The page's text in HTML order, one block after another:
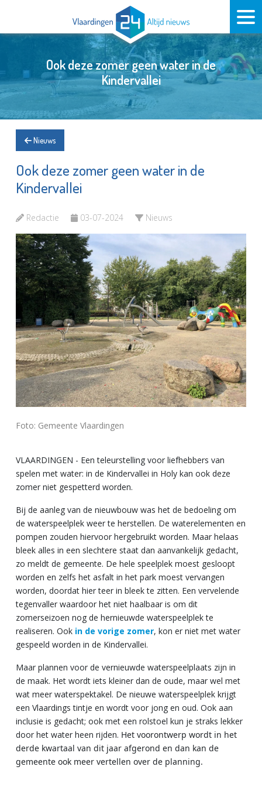
Ook deze zomer geen water in de
Kindervallei
Nieuws
Ook deze zomer geen water in de
Kindervallei
Redactie 03-07-2024 Nieuws
Foto: Gemeente Vlaardingen
VLAARDINGEN - Een teleurstelling voor liefhebbers van
spelen met water: in de Kindervallei in Holy kan ook deze
zomer niet gespetterd worden.
Bij de aanleg van de nieuwbouw was het de bedoeling om
de waterspeelplek weer te herstellen. De waterelementen en
pompen zouden hiervoor hergebruikt worden. Maar helaas
bleek alles in een slechtere staat dan aanvankelijk gedacht,
zo meldt de gemeente. De hele speelplek moest gesloopt
worden en zelfs het asfalt in het park moest vervangen
worden, doordat hier teer in bleek te zitten. Een vervelende
tegenvaller waardoor het niet haalbaar is om dit
zomerseizoen nog de hernieuwde waterspeelplek te
realiseren. Ook in de vorige zomer, kon er niet met water
gespeeld worden in de Kindervallei.
Maar plannen voor de vernieuwde waterspeelplaats zijn in
de maak. Het wordt iets kleiner dan de oude, maar wel met
wat meer waterspektakel. De nieuwe waterspeelplek krijgt
een Vlaardings tintje en wordt voor jong en oud. Ook aan
inclusie is gedacht; ook met een rolstoel kun je straks lekker
door het water heen rijden. Het voorontwerp wordt in het
derde kwartaal van dit jaar afgerond en dan kan de
gemeente ook meer vertellen over de planning.